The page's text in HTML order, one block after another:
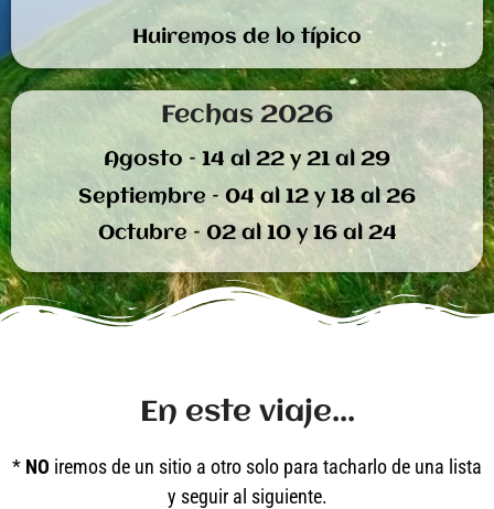
Huiremos de lo típico
Fechas 2026
Agosto – 14 al 22 y 21 al 29
Septiembre – 04 al 12 y 18 al 26
Octubre – 02 al 10 y 16 al 24
En este viaje...
* NO iremos de un sitio a otro solo para tacharlo de una lista
y seguir al siguiente.